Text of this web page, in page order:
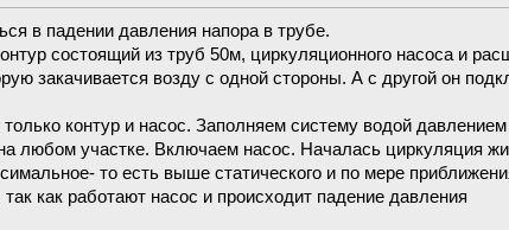
в падении давления напора в трубе.
состоящий из труб 50м, циркуляционного насоса и
закачивается возду с одной стороны. А с другой он
контур и насос. Заполняем систему водой
любом участке. Включаем насос. Началась циркуляция
то есть выше статического и по мере
как работают насос и происходит падение давления